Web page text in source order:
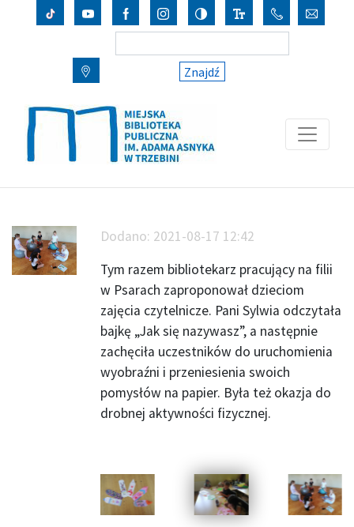
Znajdź
Dodano: 2021-08-17 12:42
Tym razem bibliotekarz pracujący na filii
w Psarach zaproponował dzieciom
zajęcia czytelnicze. Pani Sylwia odczytała
bajkę „Jak się nazywasz”, a następnie
zachęciła uczestników do uruchomienia
wyobraźni i przeniesienia swoich
pomysłów na papier. Była też okazja do
drobnej aktywności fizycznej.